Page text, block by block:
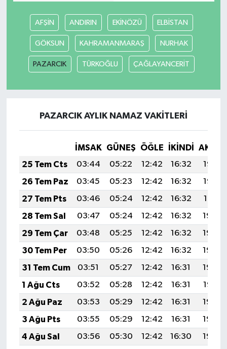
AFŞİN ANDIRIN EKİNÖZÜ ELBİSTAN
GÖKSUN KAHRAMANMARAŞ NURHAK
PAZARCIK TÜRKOĞLU ÇAĞLAYANCERİT
PAZARCIK AYLIK NAMAZ VAKITLERI
İMSAK GÜNEŞ ÖĞLE İKINDI
25 Tem Cts
03:44 05:22 12:42 16:32
19:53
26 Tem Paz
03:45 05:23 12:42 16:32
19:52
27 Tem Pts
03:46 05:24 12:42 16:32
19:51
28 Tem Sal
03:47 05:24 12:42 16:32
19:50
29 Tem Çar
03:48 05:25 12:42 16:32
19:49
30 Tem Per
03:50 05:26 12:42 16:32
19:49
31 Tem Cum
03:51 05:27 12:42 16:31
19:48
1 Ağu Cts
03:52 05:28 12:42 16:31
19:47
2 Ağu Paz
03:53 05:29 12:42 16:31
19:46
3 Ağu Pts
03:55 05:29 12:42 16:31
19:45
4 Ağu Sal
03:56 05:30 12:42 16:30
19:44
Güvenlik
Resmi İlanlar